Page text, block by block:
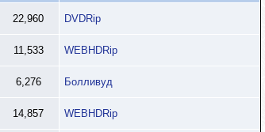
22,960 DVDRip
11,533 WEBHDRip
6,276 Болливуд
14,857 WEBHDRip